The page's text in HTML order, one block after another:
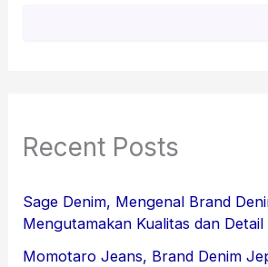
Recent Posts
Sage Denim, Mengenal Brand
Mengutamakan Kualitas dan Detail
Momotaro Jeans, Brand Denim